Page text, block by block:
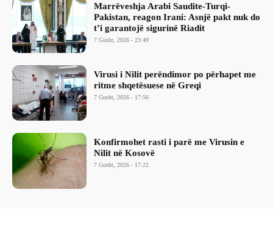
Marrëveshja Arabi Saudite-Turqi-
Pakistan, reagon Irani: Asnjë pakt nuk do
t’i garantojë sigurinë Riadit
7 Gusht, 2026 - 23:49
Virusi i Nilit perëndimor po përhapet me
ritme shqetësuese në Greqi
7 Gusht, 2026 - 17:56
Konfirmohet rasti i parë me Virusin e
Nilit në Kosovë
7 Gusht, 2026 - 17:22